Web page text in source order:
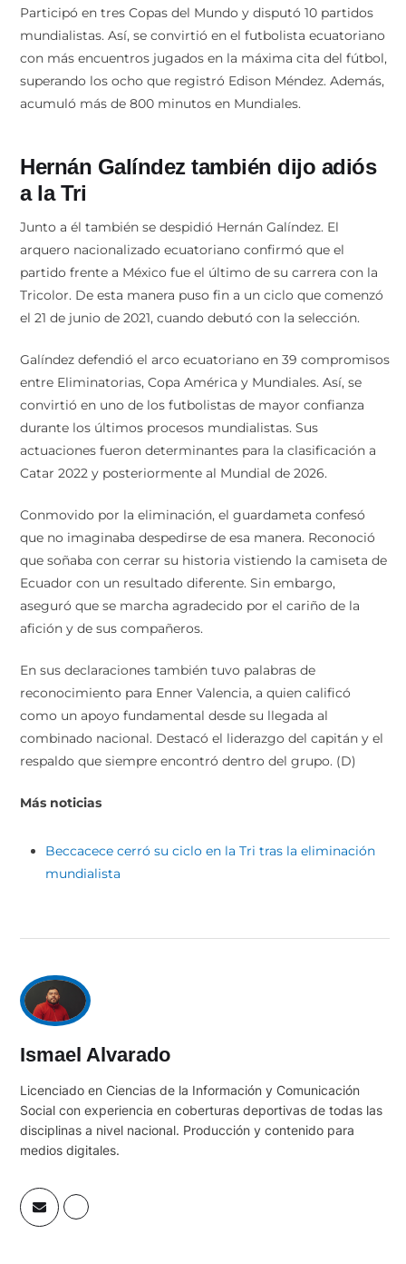
Participó en tres Copas del Mundo y disputó 10 partidos
mundialistas. Así, se convirtió en el futbolista ecuatoriano
con más encuentros jugados en la máxima cita del fútbol,
superando los ocho que registró Edison Méndez. Además,
acumuló más de 800 minutos en Mundiales.
Hernán Galíndez también dijo adiós
a la Tri
Junto a él también se despidió Hernán Galíndez. El
arquero nacionalizado ecuatoriano confirmó que el
partido frente a México fue el último de su carrera con la
Tricolor. De esta manera puso fin a un ciclo que comenzó
el 21 de junio de 2021, cuando debutó con la selección.
Galíndez defendió el arco ecuatoriano en 39 compromisos
entre Eliminatorias, Copa América y Mundiales. Así, se
convirtió en uno de los futbolistas de mayor confianza
durante los últimos procesos mundialistas. Sus
actuaciones fueron determinantes para la clasificación a
Catar 2022 y posteriormente al Mundial de 2026.
Conmovido por la eliminación, el guardameta confesó
que no imaginaba despedirse de esa manera. Reconoció
que soñaba con cerrar su historia vistiendo la camiseta de
Ecuador con un resultado diferente. Sin embargo,
aseguró que se marcha agradecido por el cariño de la
afición y de sus compañeros.
En sus declaraciones también tuvo palabras de
reconocimiento para Enner Valencia, a quien calificó
como un apoyo fundamental desde su llegada al
combinado nacional. Destacó el liderazgo del capitán y el
respaldo que siempre encontró dentro del grupo. (D)
Más noticias
Beccacece cerró su ciclo en la Tri tras la eliminación
mundialista
Ismael Alvarado
Licenciado en Ciencias de la Información y Comunicación
Social con experiencia en coberturas deportivas de todas las
disciplinas a nivel nacional. Producción y contenido para
medios digitales.